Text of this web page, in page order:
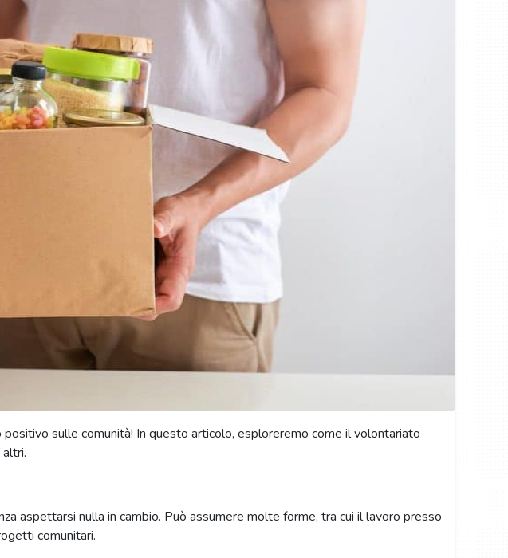
sulle comunità! In questo articolo, esploreremo come il volontariato
aspettarsi nulla in cambio. Può assumere molte forme, tra cui il lavoro presso
comunitari.